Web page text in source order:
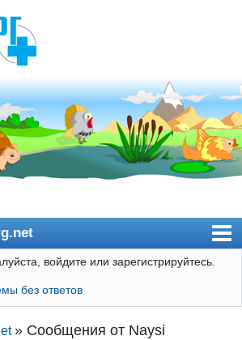
войдите или зарегистрируйтесь.
без ответов
» Сообщения от Naysi